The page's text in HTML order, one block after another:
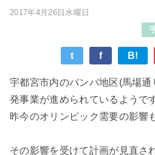
2017年4月26日水曜日
t f B!
宇都宮市内のバンバ地区(馬場
発事業が進められているようで
昨今のオリンピック需要の影響
その影響を受けて計画が見直さ